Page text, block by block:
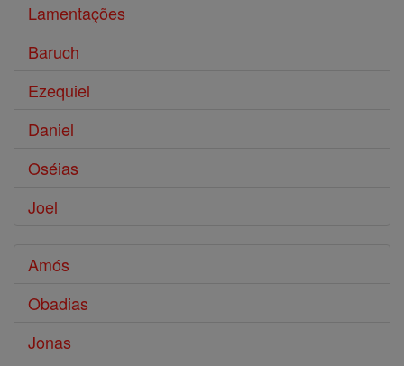
Lamentações
Baruch
Ezequiel
Daniel
Oséias
Joel
Amós
Obadias
Jonas